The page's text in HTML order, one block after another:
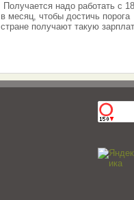
надо работать с
месяц, чтобы достичь порога
получают такую